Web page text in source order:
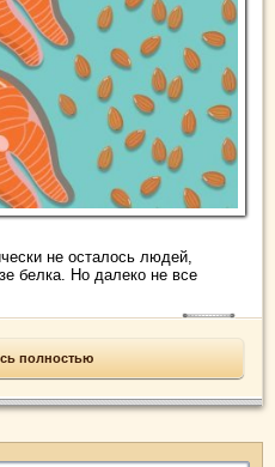
не осталось людей,
белка. Но далеко не все
полностью